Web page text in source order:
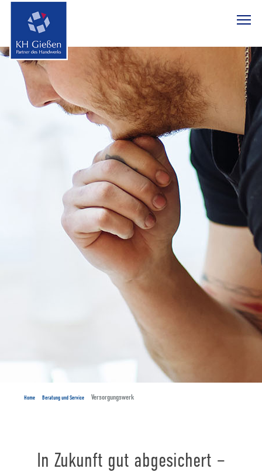
Home Beratung und Service Versorgungswerk
In Zukunft gut abgesichert –